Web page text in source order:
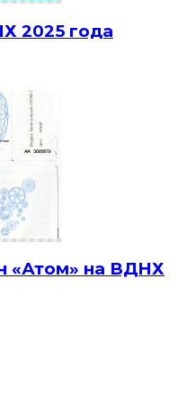
2025 года
«Атом» на ВДНХ